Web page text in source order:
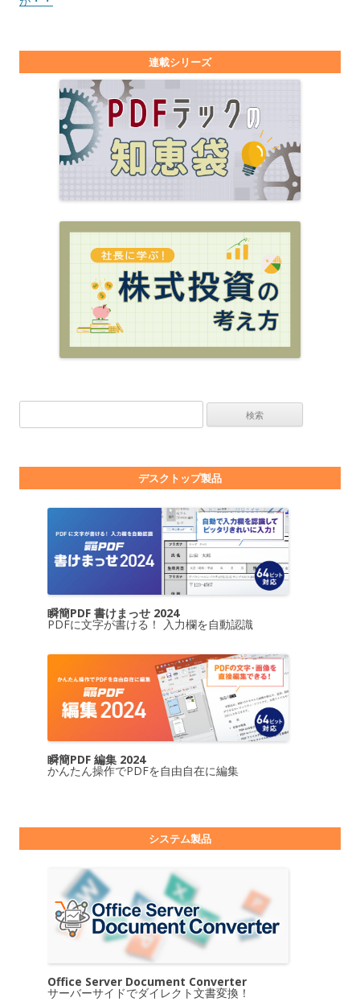
連載シリーズ
デスクトップ製品
瞬簡PDF 書けまっせ 2024
PDFに文字が書ける！ 入力欄を自動認識
瞬簡PDF 編集 2024
かんたん操作でPDFを自由自在に編集
システム製品
Office Server Document Converter
サーバーサイドでダイレクト文書変換！